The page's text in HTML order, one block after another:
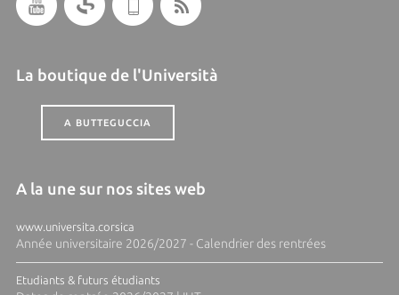
La boutique de l'Università
A BUTTEGUCCIA
A la une sur nos sites web
www.universita.corsica
Année universitaire 2026/2027 - Calendrier des rentrées
Etudiants & futurs étudiants